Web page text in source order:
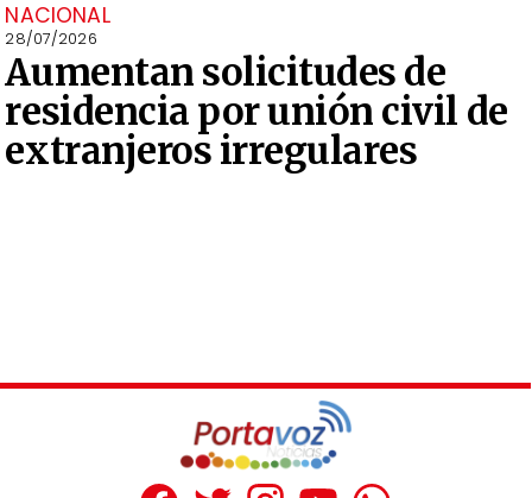
NACIONAL
28/07/2026
Aumentan solicitudes de
residencia por unión civil de
extranjeros irregulares